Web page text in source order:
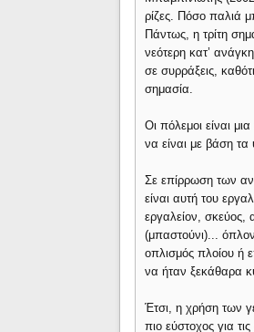
ρίζες. Πόσο παλιά
Πάντως, η τρίτη
νεότερη κατ’
σε συρράξεις,
σημασία.
Οι πόλεμοι είναι
να είναι με βάση
Σε επίρρωση των
είναι αυτή του
εργαλείον, σκεύος,
(μπαστούνι)...
οπλισμός πλοίου ή
να ήταν ξεκάθαρα
Έτσι, η χρήση των
πιο εύστοχος για